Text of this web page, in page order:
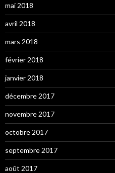
mai 2018
avril 2018
mars 2018
février 2018
janvier 2018
décembre 2017
novembre 2017
octobre 2017
septembre 2017
août 2017